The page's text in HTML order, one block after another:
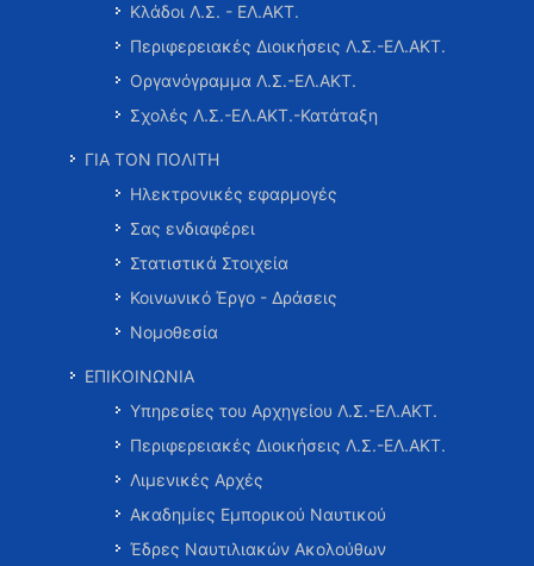
Κλάδοι Λ.Σ. - ΕΛ.ΑΚΤ.
Περιφερειακές Διοικήσεις Λ.Σ.-ΕΛ.ΑΚΤ.
Οργανόγραμμα Λ.Σ.-ΕΛ.ΑΚΤ.
Σχολές Λ.Σ.-ΕΛ.ΑΚΤ.-Κατάταξη
ΓΙΑ ΤΟΝ ΠΟΛΙΤΗ
Ηλεκτρονικές εφαρμογές
Σας ενδιαφέρει
Στατιστικά Στοιχεία
Κοινωνικό Έργο - Δράσεις
Νομοθεσία
ΕΠΙΚΟΙΝΩΝΙΑ
Υπηρεσίες του Αρχηγείου Λ.Σ.-ΕΛ.ΑΚΤ.
Περιφερειακές Διοικήσεις Λ.Σ.-ΕΛ.ΑΚΤ.
Λιμενικές Αρχές
Ακαδημίες Εμπορικού Ναυτικού
Έδρες Ναυτιλιακών Ακολούθων